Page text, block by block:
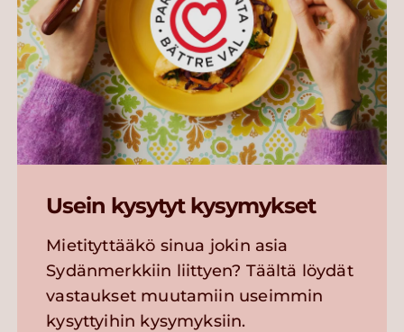
Usein kysytyt kysymykset
Mietityttääkö sinua jokin asia
Sydänmerkkiin liittyen? Täältä löydät
vastaukset muutamiin useimmin
kysyttyihin kysymyksiin.